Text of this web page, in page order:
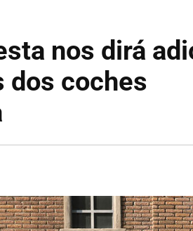
nos dirá
dos coches